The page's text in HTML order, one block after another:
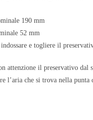
190 mm
52 mm
e togliere il
attenzione il preservativo dal
l’aria che si trova nella punta